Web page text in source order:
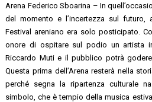
Arena Federico Sboarina – In
del momento e l’incertezza sul futuro,
Festival areniano era solo posticipato.
onore di ospitare sul podio un artista
Riccardo Muti e il pubblico potrà
Questa prima dell’Arena resterà nella
perché segna la ripartenza culturale
simbolo, che è tempio della musica